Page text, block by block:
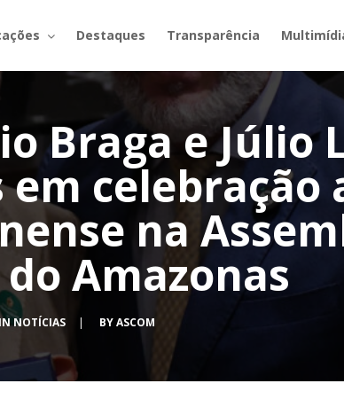
Destaques Transparência
Braga e Júlio
celebração
na
Amazonas
INNOTÍCIAS | BYASCOM